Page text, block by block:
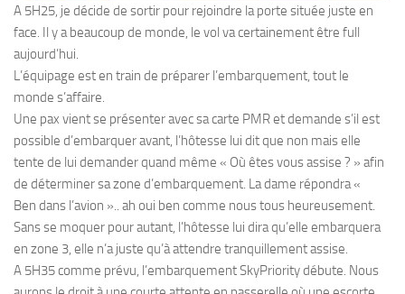
A 5H25, je décide de sortir pour rejoindre la porte située juste en
face. Il y a beaucoup de monde, le vol va certainement être full
aujourd’hui.
L’équipage est en train de préparer l’embarquement, tout le
monde s’affaire.
Une pax vient se présenter avec sa carte PMR et demande s’il est
possible d’embarquer avant, l’hôtesse lui dit que non mais elle
tente de lui demander quand même « Où êtes vous assise ? » afin
de déterminer sa zone d’embarquement. La dame répondra «
Ben dans l’avion ».. ah oui ben comme nous tous heureusement.
Sans se moquer pour autant, l’hôtesse lui dira qu’elle embarquera
en zone 3, elle n’a juste qu’à attendre tranquillement assise.
A 5H35 comme prévu, l’embarquement SkyPriority débute. Nous